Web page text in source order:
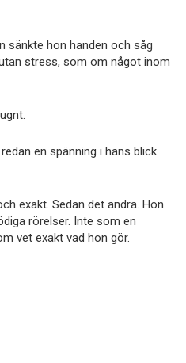
sänkte hon handen och såg
stress, som om något inom
en spänning i hans blick.
exakt. Sedan det andra. Hon
rörelser. Inte som en
vet exakt vad hon gör.